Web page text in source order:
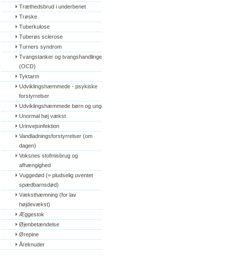
Træthedsbrud i underbenet
Trøske
Tuberkulose
Tuberøs sclerose
Turners syndrom
Tvangstanker og tvangshandlinger
(OCD)
Tyktarm
Udviklingshæmmede - psykiske
forstyrrelser
Udviklingshæmmede børn og unge
Unormal høj vækst
Urinvejsinfektion
Vandladningsforstyrrelser (om
dagen)
Voksnes stofmisbrug og
afhængighed
Vuggedød (= pludselig uventet
spædbarnsdød)
Væksthæmning (for lav
højdevækst)
Æggestok
Øjenbetændelse
Ørepine
Åreknuder